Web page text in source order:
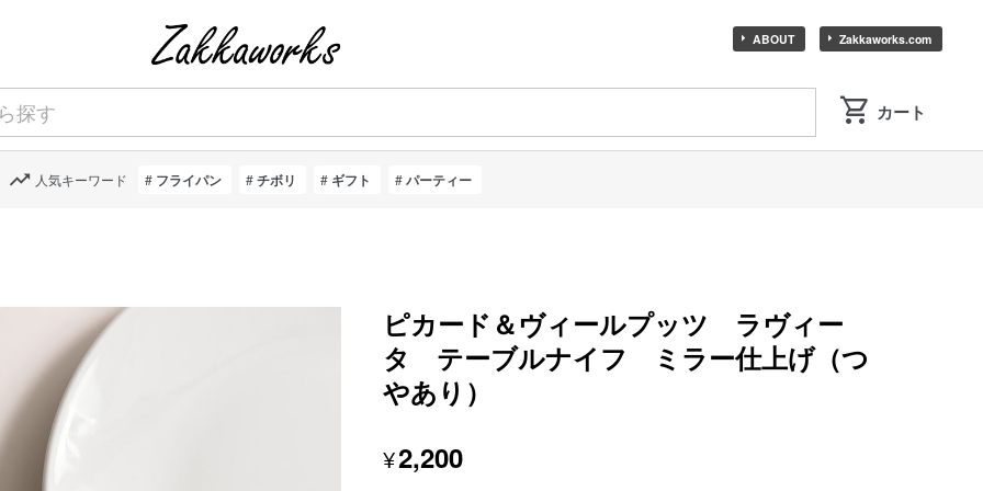
ABOUT Zakkaworks.com
人気キーワード フライパン チボリ ギフト パーティー
ピカード＆ヴィールプッツ ラヴィー
タ テーブルナイフ ミラー仕上げ（つ
やあり）
¥2,200